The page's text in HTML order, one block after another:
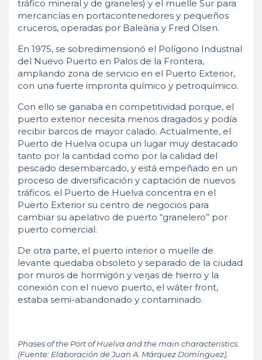
tráfico mineral y de graneles) y el muelle Sur para
mercancías en portacontenedores y pequeños
cruceros, operadas por Baleària y Fred Olsen.
En 1975, se sobredimensionó el Polígono Industrial
del Nuevo Puerto en Palos de la Frontera,
ampliando zona de servicio en el Puerto Exterior,
con una fuerte impronta químico y petroquímico.
Con ello se ganaba en competitividad porque, el
puerto exterior necesita menos dragados y podía
recibir barcos de mayor calado. Actualmente, el
Puerto de Huelva ocupa un lugar muy destacado
tanto por la cantidad como por la calidad del
pescado desembarcado, y está empeñado en un
proceso de diversificación y captación de nuevos
tráficos. el Puerto de Huelva concentra en el
Puerto Exterior su centro de negocios para
cambiar su apelativo de puerto “granelero” por
puerto comercial.
De otra parte, el puerto interior o muelle de
levante quedaba obsoleto y separado de la ciudad
por muros de hormigón y verjas de hierro y la
conexión con el nuevo puerto, el wáter front,
estaba semi-abandonado y contaminado.
Phases of the Port of Huelva and the main characteristics.
(Fuente: Elaboración de Juan A. Márquez Domínguez).